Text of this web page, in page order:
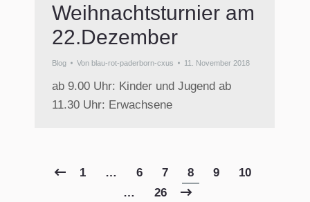
Weihnachtsturnier am
22.Dezember
Blog Von blau-rot-paderborn-cxus 11. November 2018
ab 9.00 Uhr: Kinder und Jugend ab
11.30 Uhr: Erwachsene
1 … 6 7 8 9
10
…
26